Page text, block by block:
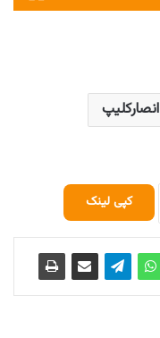
انصارکلیپ
کپی لینک